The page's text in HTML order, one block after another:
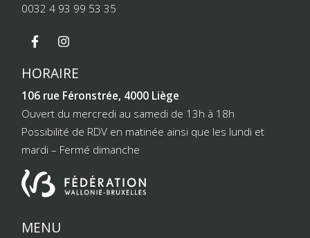
0032 4 93 99 53 35
HORAIRE
106 rue Féronstrée, 4000 Liège
Ouvert du mercredi au samedi de 13h à 18h
Possibilité de RDV en matinée ainsi que les lundi et
mardi – Fermé dimanche
MENU